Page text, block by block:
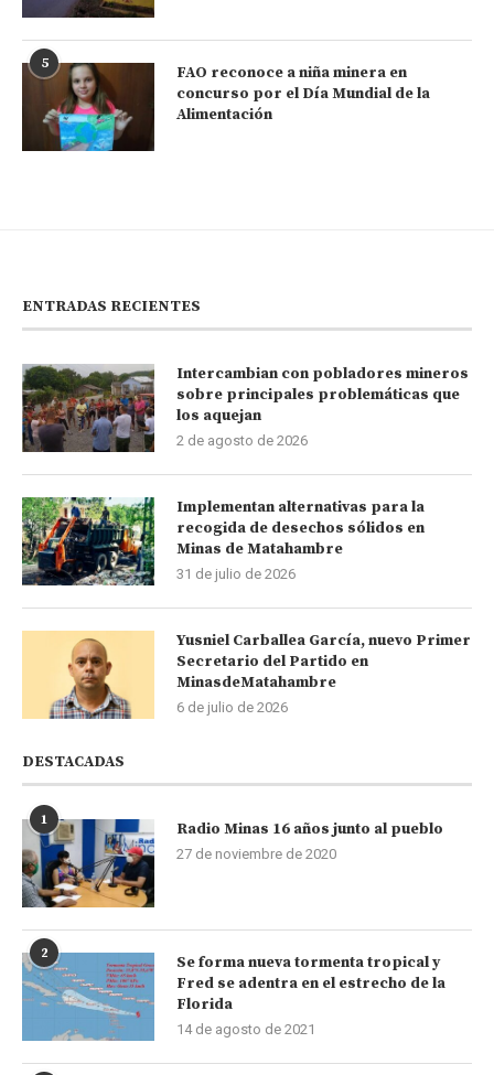
5
FAO reconoce a niña minera en
concurso por el Día Mundial de la
Alimentación
ENTRADAS RECIENTES
Intercambian con pobladores mineros
sobre principales problemáticas que
los aquejan
2 de agosto de 2026
Implementan alternativas para la
recogida de desechos sólidos en
Minas de Matahambre
31 de julio de 2026
Yusniel Carballea García, nuevo Primer
Secretario del Partido en
MinasdeMatahambre
6 de julio de 2026
DESTACADAS
1 Radio Minas 16 años junto al pueblo
27 de noviembre de 2020
2
Se forma nueva tormenta tropical y
Fred se adentra en el estrecho de la
Florida
14 de agosto de 2021